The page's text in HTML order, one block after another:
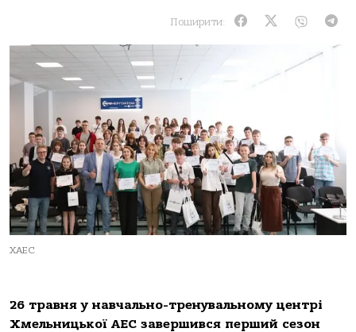
Поширити:
ХАЕС
26 травня у навчально-тренувальному центрі
Хмельницької АЕС завершився перший сезон